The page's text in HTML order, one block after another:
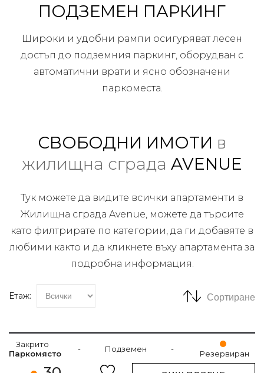
ПОДЗЕМЕН ПАРКИНГ
Широки и удобни рампи осигуряват лесен
достъп до подземния паркинг, оборудван с
автоматични врати и ясно обозначени
паркоместа.
СВОБОДНИ ИМОТИ в
жилищна сграда AVENUE
Тук можете да видите всички апартаменти в
Жилищна сграда Avenue, можете да търсите
като филтрирате по категории, да ги добавяте в
любими както и да кликнете въху апартамента за
подробна информация.
Етаж: Сортиране
Закрито
Паркомясто
- Подземен - Резервиран